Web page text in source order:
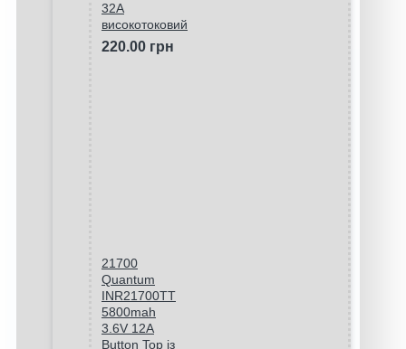
32A
високотоковий
220.00 грн
21700
Quantum
INR21700TT
5800mah
3.6V 12A
Button Top із